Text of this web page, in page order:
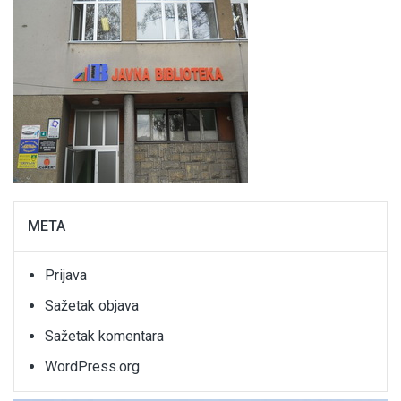
META
Prijava
Sažetak objava
Sažetak komentara
WordPress.org